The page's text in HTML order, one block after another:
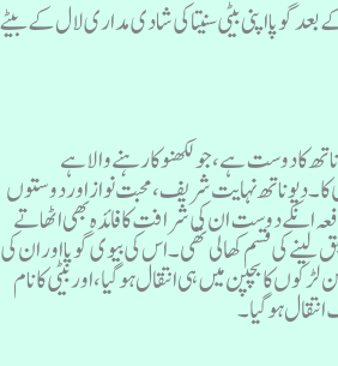
گوپا اپنی بیٹی سنیتا کی شادی مداری لال کے بیٹے
کا دوست ہے، جو لکھنو کا رہنے والا ہے
کا۔دیوناتھ نہایت شریف، محبت نوازاوردوستوں
انکے دوست ان کی شرافت کا فائدہ بھی اٹھاتے
کی قسم کھالی تھی۔ اس کی بیوی گوپااوران کی
کا بچپن میں ہی انتقال ہوگیا، اور بیٹی کا نام
انتقال ہوگیا۔